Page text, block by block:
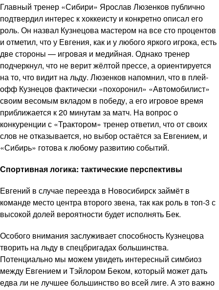
Главный тренер «Сибири» Ярослав Люзенков публично
подтвердил интерес к хоккеисту и конкретно описал его
роль. Он назвал Кузнецова мастером на все сто процентов
и отметил, что у Евгения, как и у любого яркого игрока, есть
две стороны — игровая и медийная. Однако тренер
подчеркнул, что не верит жёлтой прессе, а ориентируется
на то, что видит на льду. Люзенков напомнил, что в плей-
офф Кузнецов фактически «похоронил» «Автомобилист»
своим весомым вкладом в победу, а его игровое время
приближается к 20 минутам за матч. На вопрос о
конкуренции с «Трактором» тренер ответил, что от своих
слов не отказывается, но выбор остаётся за Евгением, и
«Сибирь» готова к любому развитию событий.
Спортивная логика: тактические перспективы
Евгений в случае переезда в Новосибирск займёт в
команде место центра второго звена, так как роль в топ-3 с
высокой долей вероятности будет исполнять Бек.
Особого внимания заслуживает способность Кузнецова
творить на льду в спецбригадах большинства.
Потенциально мы можем увидеть интересный симбиоз
между Евгением и Тэйлором Беком, который может дать
едва ли не лучшее большинство во всей лиге. А это важно